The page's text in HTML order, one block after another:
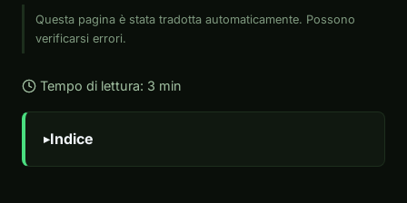
Questa pagina è stata tradotta automaticamente. Possono
verificarsi errori.
Tempo di lettura: 3 min
Indice